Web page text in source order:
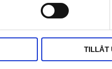
TILLÅT